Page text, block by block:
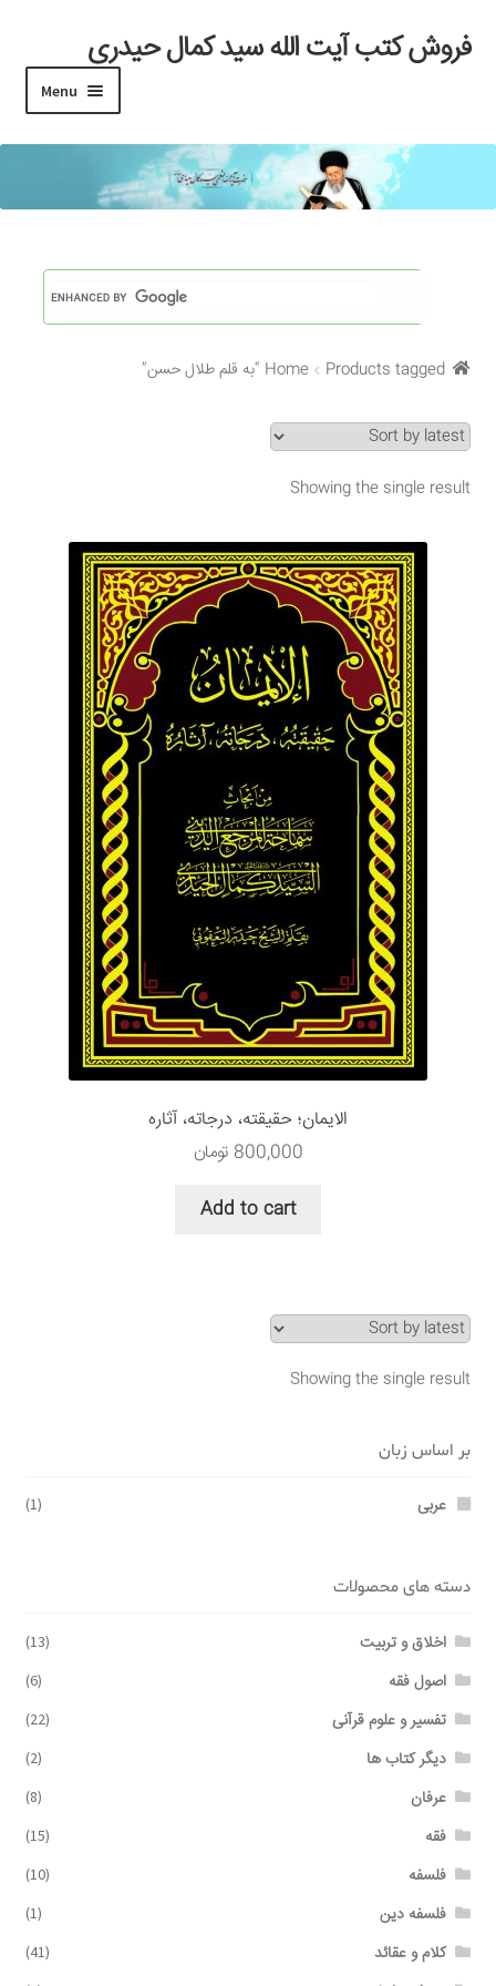
Skip
to
Skip
to
فروش کتب آیت الله سید کمال حیدری
Menu
خانه
#97 (بدون عنوان)
Checkout
My account
Search Results
Shop
برگه نمونه
برگه نمونه
تماس با ما
ثبت شکایات
حساب کاربری من
سبد خرید
قوانین و مقررات
Home Products tagged “به قلم طلال حسن”
Showing the single result
الایمان؛ حقيقته، درجاته، آثاره
800,000 تومان
Add to cart
Showing the single result
بر اساس زبان
عربی (1)
دسته های محصولات
اخلاق و تربیت (13)
اصول فقه (6)
تفسیر و علوم قرآنی (22)
دیگر کتاب ها (2)
عرفان (8)
فقه (15)
فلسفه (10)
فلسفه دین (1)
کلام و عقائد (41)